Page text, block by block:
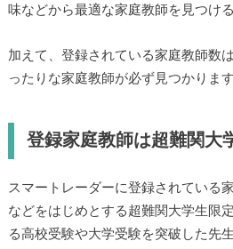
味などから最適な家庭教師を見つけ
加えて、登録されている家庭教師数
ったりな家庭教師が必ず見つかります
登録家庭教師は超難関大
スマートレーダーに登録されている
などをはじめとする超難関大学生限
る高校受験や大学受験を突破した先